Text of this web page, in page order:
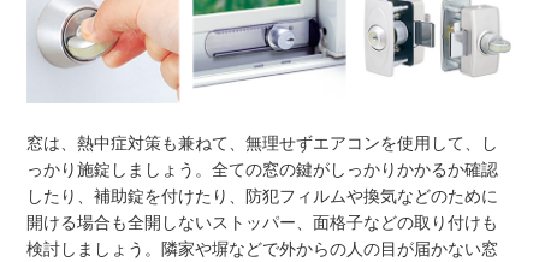
窓は、熱中症対策も兼ねて、無理せずエアコンを使用して、し
っかり施錠しましょう。全ての窓の鍵がしっかりかかるか確認
したり、補助錠を付けたり、防犯フィルムや換気などのために
開ける場合も全開しないストッパー、面格子などの取り付けも
検討しましょう。隣家や塀などで外からの人の目が届かない窓